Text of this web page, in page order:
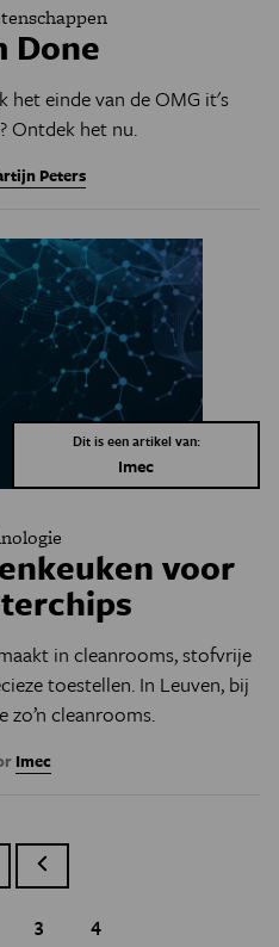
Done
het einde van de OMG it's
Ontdek het nu.
Peters
Dit is een artikel van:
Imec
voor
in cleanrooms, stofvrije
toestellen. In Leuven, bij
zo’n cleanrooms.
Imec
pagina
Vorige pagina
pagina
Page
3 Page
4